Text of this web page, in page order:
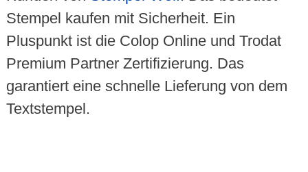
Stempel kaufen mit Sicherheit. Ein
Pluspunkt ist die Colop Online und Trodat
Premium Partner Zertifizierung. Das
garantiert eine schnelle Lieferung von dem
Textstempel.